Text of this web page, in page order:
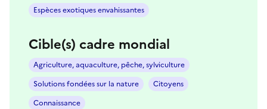
Espèces exotiques envahissantes
Cible(s) cadre mondial
Agriculture, aquaculture, pêche, sylviculture
Solutions fondées sur la nature
Citoyens
Connaissance